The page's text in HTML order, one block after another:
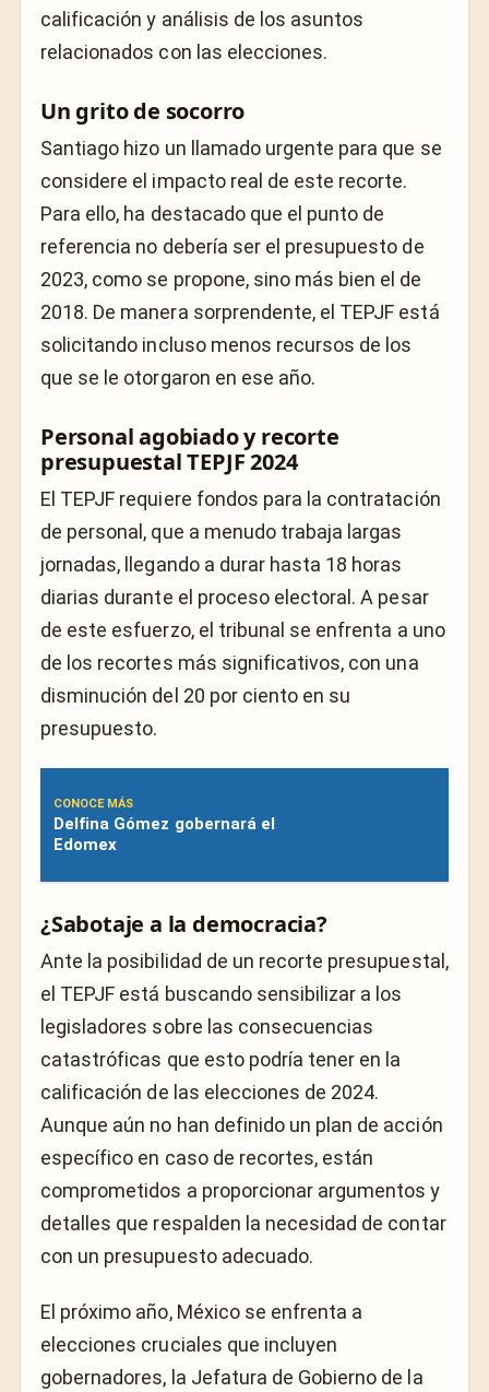
calificación y análisis de los asuntos
relacionados con las elecciones.
Un grito de socorro
Santiago hizo un llamado urgente para que se
considere el impacto real de este recorte.
Para ello, ha destacado que el punto de
referencia no debería ser el presupuesto de
2023, como se propone, sino más bien el de
2018. De manera sorprendente, el TEPJF está
solicitando incluso menos recursos de los
que se le otorgaron en ese año.
Personal agobiado y recorte
presupuestal TEPJF 2024
El TEPJF requiere fondos para la contratación
de personal, que a menudo trabaja largas
jornadas, llegando a durar hasta 18 horas
diarias durante el proceso electoral. A pesar
de este esfuerzo, el tribunal se enfrenta a uno
de los recortes más significativos, con una
disminución del 20 por ciento en su
presupuesto.
CONOCE MÁS
Delfina Gómez gobernará el
Edomex
¿Sabotaje a la democracia?
Ante la posibilidad de un recorte presupuestal,
el TEPJF está buscando sensibilizar a los
legisladores sobre las consecuencias
catastróficas que esto podría tener en la
calificación de las elecciones de 2024.
Aunque aún no han definido un plan de acción
específico en caso de recortes, están
comprometidos a proporcionar argumentos y
detalles que respalden la necesidad de contar
con un presupuesto adecuado.
El próximo año, México se enfrenta a
elecciones cruciales que incluyen
gobernadores, la Jefatura de Gobierno de la